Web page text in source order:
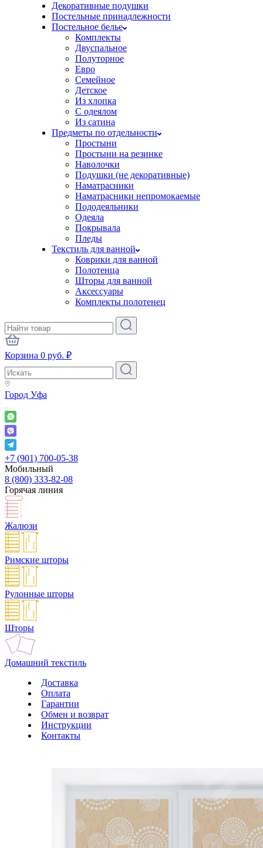
Декоративные подушки
Постельные принадлежности
Постельное белье
Комплекты
Двуспальное
Полуторное
Евро
Семейное
Детское
Из хлопка
С одеялом
Из сатина
Предметы по отдельности
Простыни
Простыни на резинке
Наволочки
Подушки (не декоративные)
Наматрасники
Наматрасники непромокаемые
Пододеяльники
Одеяла
Покрывала
Пледы
Текстиль для ванной
Коврики для ванной
Полотенца
Шторы для ванной
Аксессуары
Комплекты полотенец
Корзина 0 руб. ₽
Город Уфа
+7 (901) 700-05-38
Мобильный
8 (800) 333-82-08
Горячая линия
Жалюзи
Римские шторы
Рулонные шторы
Шторы
Домашний текстиль
Доставка
Оплата
Гарантии
Обмен и возврат
Инструкции
Контакты